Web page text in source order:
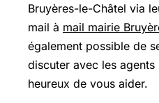
Bruyères-le-Châtel via
mail à mail mairie
également possible de
discuter avec les
heureux de vous aider.